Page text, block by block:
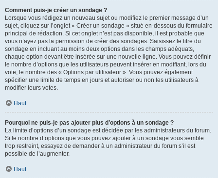
Comment puis-je créer un sondage ?
Lorsque vous rédigez un nouveau sujet ou modifiez le premier message d’un
sujet, cliquez sur l’onglet « Créer un sondage » situé en-dessous du formulaire
principal de rédaction. Si cet onglet n’est pas disponible, il est probable que
vous n’ayez pas la permission de créer des sondages. Saisissez le titre du
sondage en incluant au moins deux options dans les champs adéquats,
chaque option devant être insérée sur une nouvelle ligne. Vous pouvez définir
le nombre d’options que les utilisateurs peuvent insérer en modifiant, lors du
vote, le nombre des « Options par utilisateur ». Vous pouvez également
spécifier une limite de temps en jours et autoriser ou non les utilisateurs à
modifier leurs votes.
Haut
Pourquoi ne puis-je pas ajouter plus d’options à un sondage ?
La limite d’options d’un sondage est décidée par les administrateurs du forum.
Si le nombre d’options que vous pouvez ajouter à un sondage vous semble
trop restreint, essayez de demander à un administrateur du forum s’il est
possible de l’augmenter.
Haut